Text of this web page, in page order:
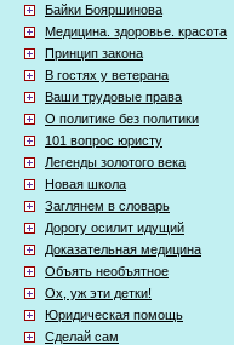
Байки Бояршинова
Медицина. здоровье. красота
Принцип закона
В гостях у ветерана
Ваши трудовые права
О политике без политики
101 вопрос юристу
Легенды золотого века
Новая школа
Заглянем в словарь
Дорогу осилит идущий
Доказательная медицина
Объять необъятное
Ох, уж эти детки!
Юридическая помощь
Сделай сам